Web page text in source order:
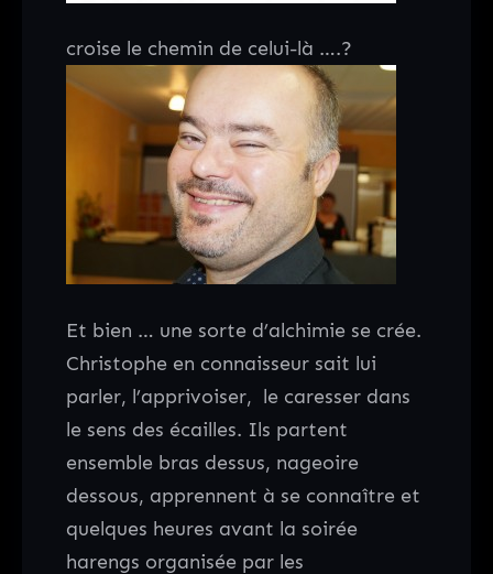
croise le chemin de celui-là ….?
Et bien … une sorte d’alchimie se crée.
Christophe en connaisseur sait lui
parler, l’apprivoiser, le caresser dans
le sens des écailles. Ils partent
ensemble bras dessus, nageoire
dessous, apprennent à se connaître et
quelques heures avant la soirée
harengs organisée par les